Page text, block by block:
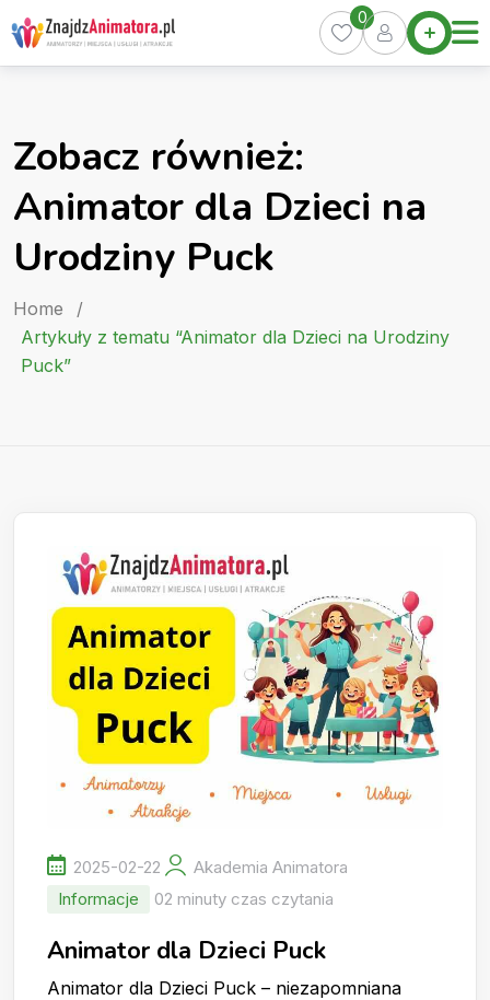
Skip
to
content
Home
Oferty
Kurs
0
Zobacz również:
Animator dla Dzieci na
Urodziny Puck
Home
/
Artykuły z tematu “Animator dla Dzieci na Urodziny
Puck”
2025-02-22
Akademia Animatora
Informacje
02 minuty czas czytania
Animator dla Dzieci Puck
Animator dla Dzieci Puck – niezapomniana